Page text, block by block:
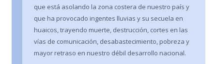
que está asolando la zona costera de nuestro país y
que ha provocado ingentes lluvias y su secuela en
huaicos, trayendo muerte, destrucción, cortes en las
vías de comunicación, desabastecimiento, pobreza y
mayor retraso en nuestro débil desarrollo nacional.